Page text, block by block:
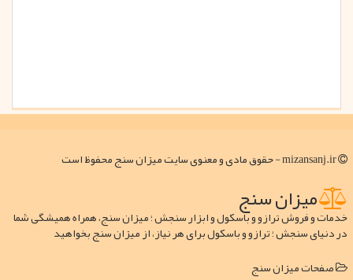
میزان سنج
خدمات و فروش ترازو و باسکول و ابزار سنجش ؛ میزان سنج، همراه همیشگی شما
در دنیای سنجش ؛ ترازو و باسکول برای هر نیاز، از میزان سنج بخواهید
صفحات میزان سنج